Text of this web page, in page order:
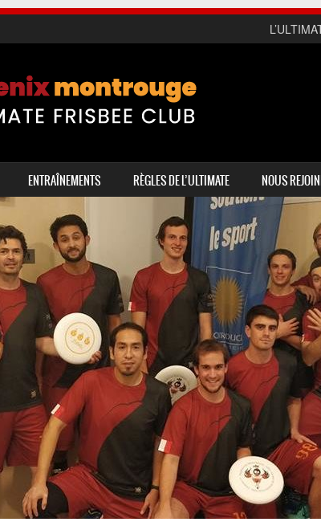
ENTRAÎNEMENTS RÈGLES DE L’ULTIMATE NOUS